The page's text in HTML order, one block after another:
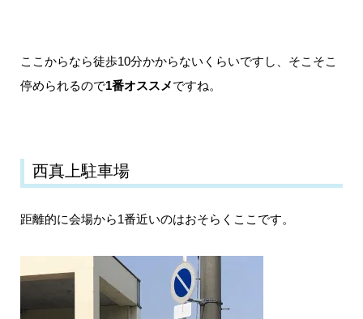
ここからなら徒歩10分かからないくらいですし、そこそこ
停められるので1番オススメですね。
西真上駐車場
距離的に会場から1番近いのはおそらくここです。